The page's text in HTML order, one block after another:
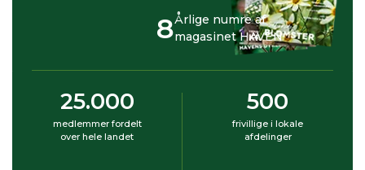
Årlige numre af
magasinet HAVEN
8
25.000
medlemmer fordelt
over hele landet
500
frivillige i lokale
afdelinger